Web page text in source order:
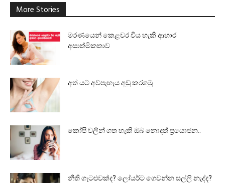
More Stories
මරණයෙන් කෙළවර විය හැකි ආහාර
අසාත්මිකතාව
අත් යට අවපැහැය අඩු කරගමු
කෝපි වලින් ගත හැකි ඔබ නොදත් ප්‍රයොජන..
නීති ගැටළුවක්ද? ලෝයර්ට ගෙවන්න සල්ලි නැද්ද?